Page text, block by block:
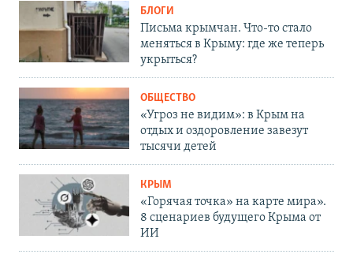
БЛОГИ
Письма крымчан. Что-то стало
меняться в Крыму: где же теперь
укрыться?
ОБЩЕСТВО
«Угроз не видим»: в Крым на
отдых и оздоровление завезут
тысячи детей
КРЫМ
«Горячая точка» на карте мира».
8 сценариев будущего Крыма от
ИИ